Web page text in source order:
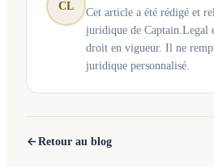
CL
Cet article a été rédigé et
juridique de Captain.Legal
droit en vigueur. Il ne
juridique personnalisé.
Retour au blog